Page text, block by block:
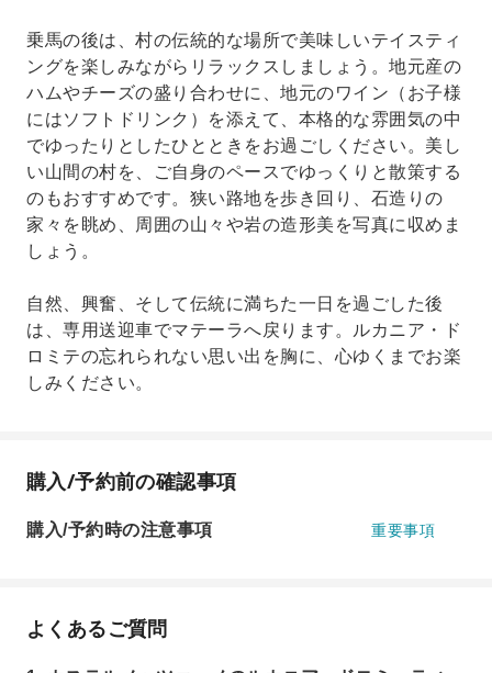
乗馬の後は、村の伝統的な場所で美味しいテイスティ
ングを楽しみながらリラックスしましょう。地元産の
ハムやチーズの盛り合わせに、地元のワイン（お子様
にはソフトドリンク）を添えて、本格的な雰囲気の中
でゆったりとしたひとときをお過ごしください。美し
い山間の村を、ご自身のペースでゆっくりと散策する
のもおすすめです。狭い路地を歩き回り、石造りの
家々を眺め、周囲の山々や岩の造形美を写真に収めま
しょう。
自然、興奮、そして伝統に満ちた一日を過ごした後
は、専用送迎車でマテーラへ戻ります。ルカニア・ド
ロミテの忘れられない思い出を胸に、心ゆくまでお楽
しみください。
購入/予約前の確認事項
購入/予約時の注意事項 重要事項
よくあるご質問